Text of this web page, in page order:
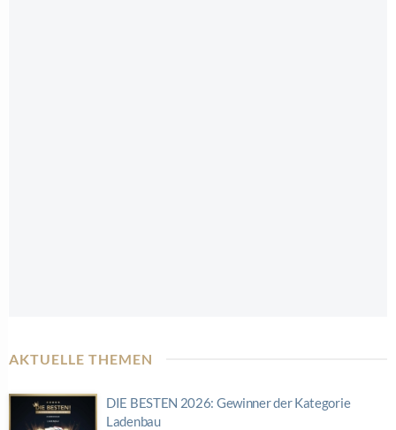
AKTUELLE THEMEN
DIE BESTEN 2026: Gewinner der Kategorie
Ladenbau